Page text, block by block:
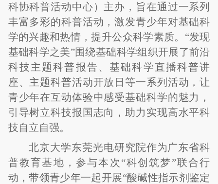
科协科普活动中心）主办，旨在通过一系列
丰富多彩的科普活动，激发青少年对基础科
学的兴趣和热情，提升公众科学素质。“发现
基础科学之美”围绕基础科学组织开展了前沿
科技主题科普报告、基础科学直播科普讲
座、主题科普活动开放日等一系列活动，让
青少年在互动体验中感受基础科学的魅力，
引导树立科技报国志向，助力实现高水平科
技自立自强。
北京大学东莞光电研究院作为广东省科
普教育基地，参与本次“科创筑梦”联合行
动，带领青少年一起开展“酸碱性指示剂鉴定